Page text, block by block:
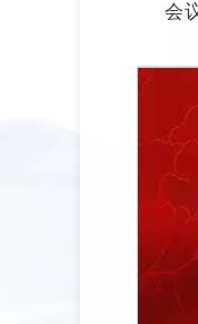
会